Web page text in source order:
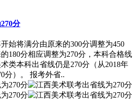
分
始将满分由原来的300分调整为450
180分相应调整为270分，本科合格线
类本科出省线仍是270分（从2018年
分）。 报考外省..